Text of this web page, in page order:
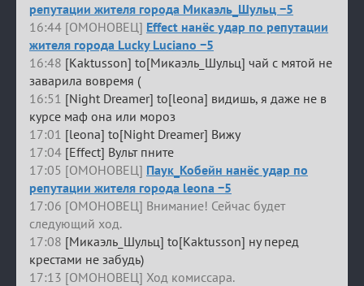
репутации жителя города Микаэль_Шульц −5
16:44 [ОМОНОВЕЦ] Effect нанёс удар по репутации
жителя города Lucky Luciano −5
16:48 [Kaktusson] to[Микаэль_Шульц] чай с мятой не
заварила вовремя (
16:51 [Night Dreamer] to[leona] видишь, я даже не в
курсе маф она или мороз
17:01 [leona] to[Night Dreamer] Вижу
17:04 [Effect] Вульт пните
17:05 [ОМОНОВЕЦ] Паук_Кобейн нанёс удар по
репутации жителя города leona −5
17:06 [ОМОНОВЕЦ] Внимание! Сейчас будет
следующий ход.
17:08 [Микаэль_Шульц] to[Kaktusson] ну перед
крестами не забудь)
17:13 [ОМОНОВЕЦ] Ход комиссара.